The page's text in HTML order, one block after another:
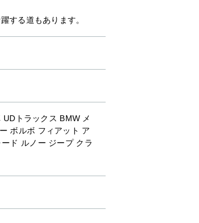
する道もあります。
トラックス BMW メ
ボルボ フィアット ア
ド ルノー ジープ クラ